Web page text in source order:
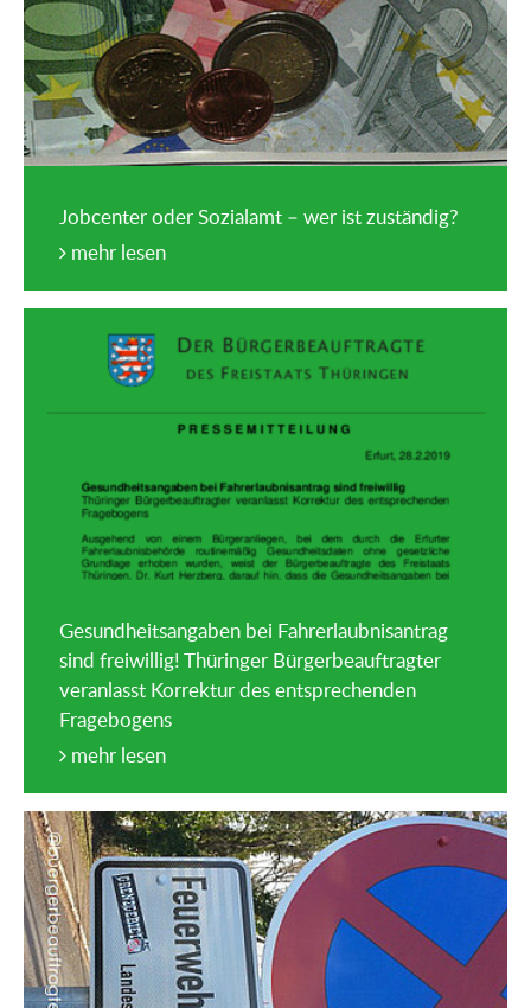
Jobcenter oder Sozialamt – wer ist zuständig?
mehr lesen
Gesundheitsangaben bei Fahrerlaubnisantrag
sind freiwillig! Thüringer Bürgerbeauftragter
veranlasst Korrektur des entsprechenden
Fragebogens
mehr lesen